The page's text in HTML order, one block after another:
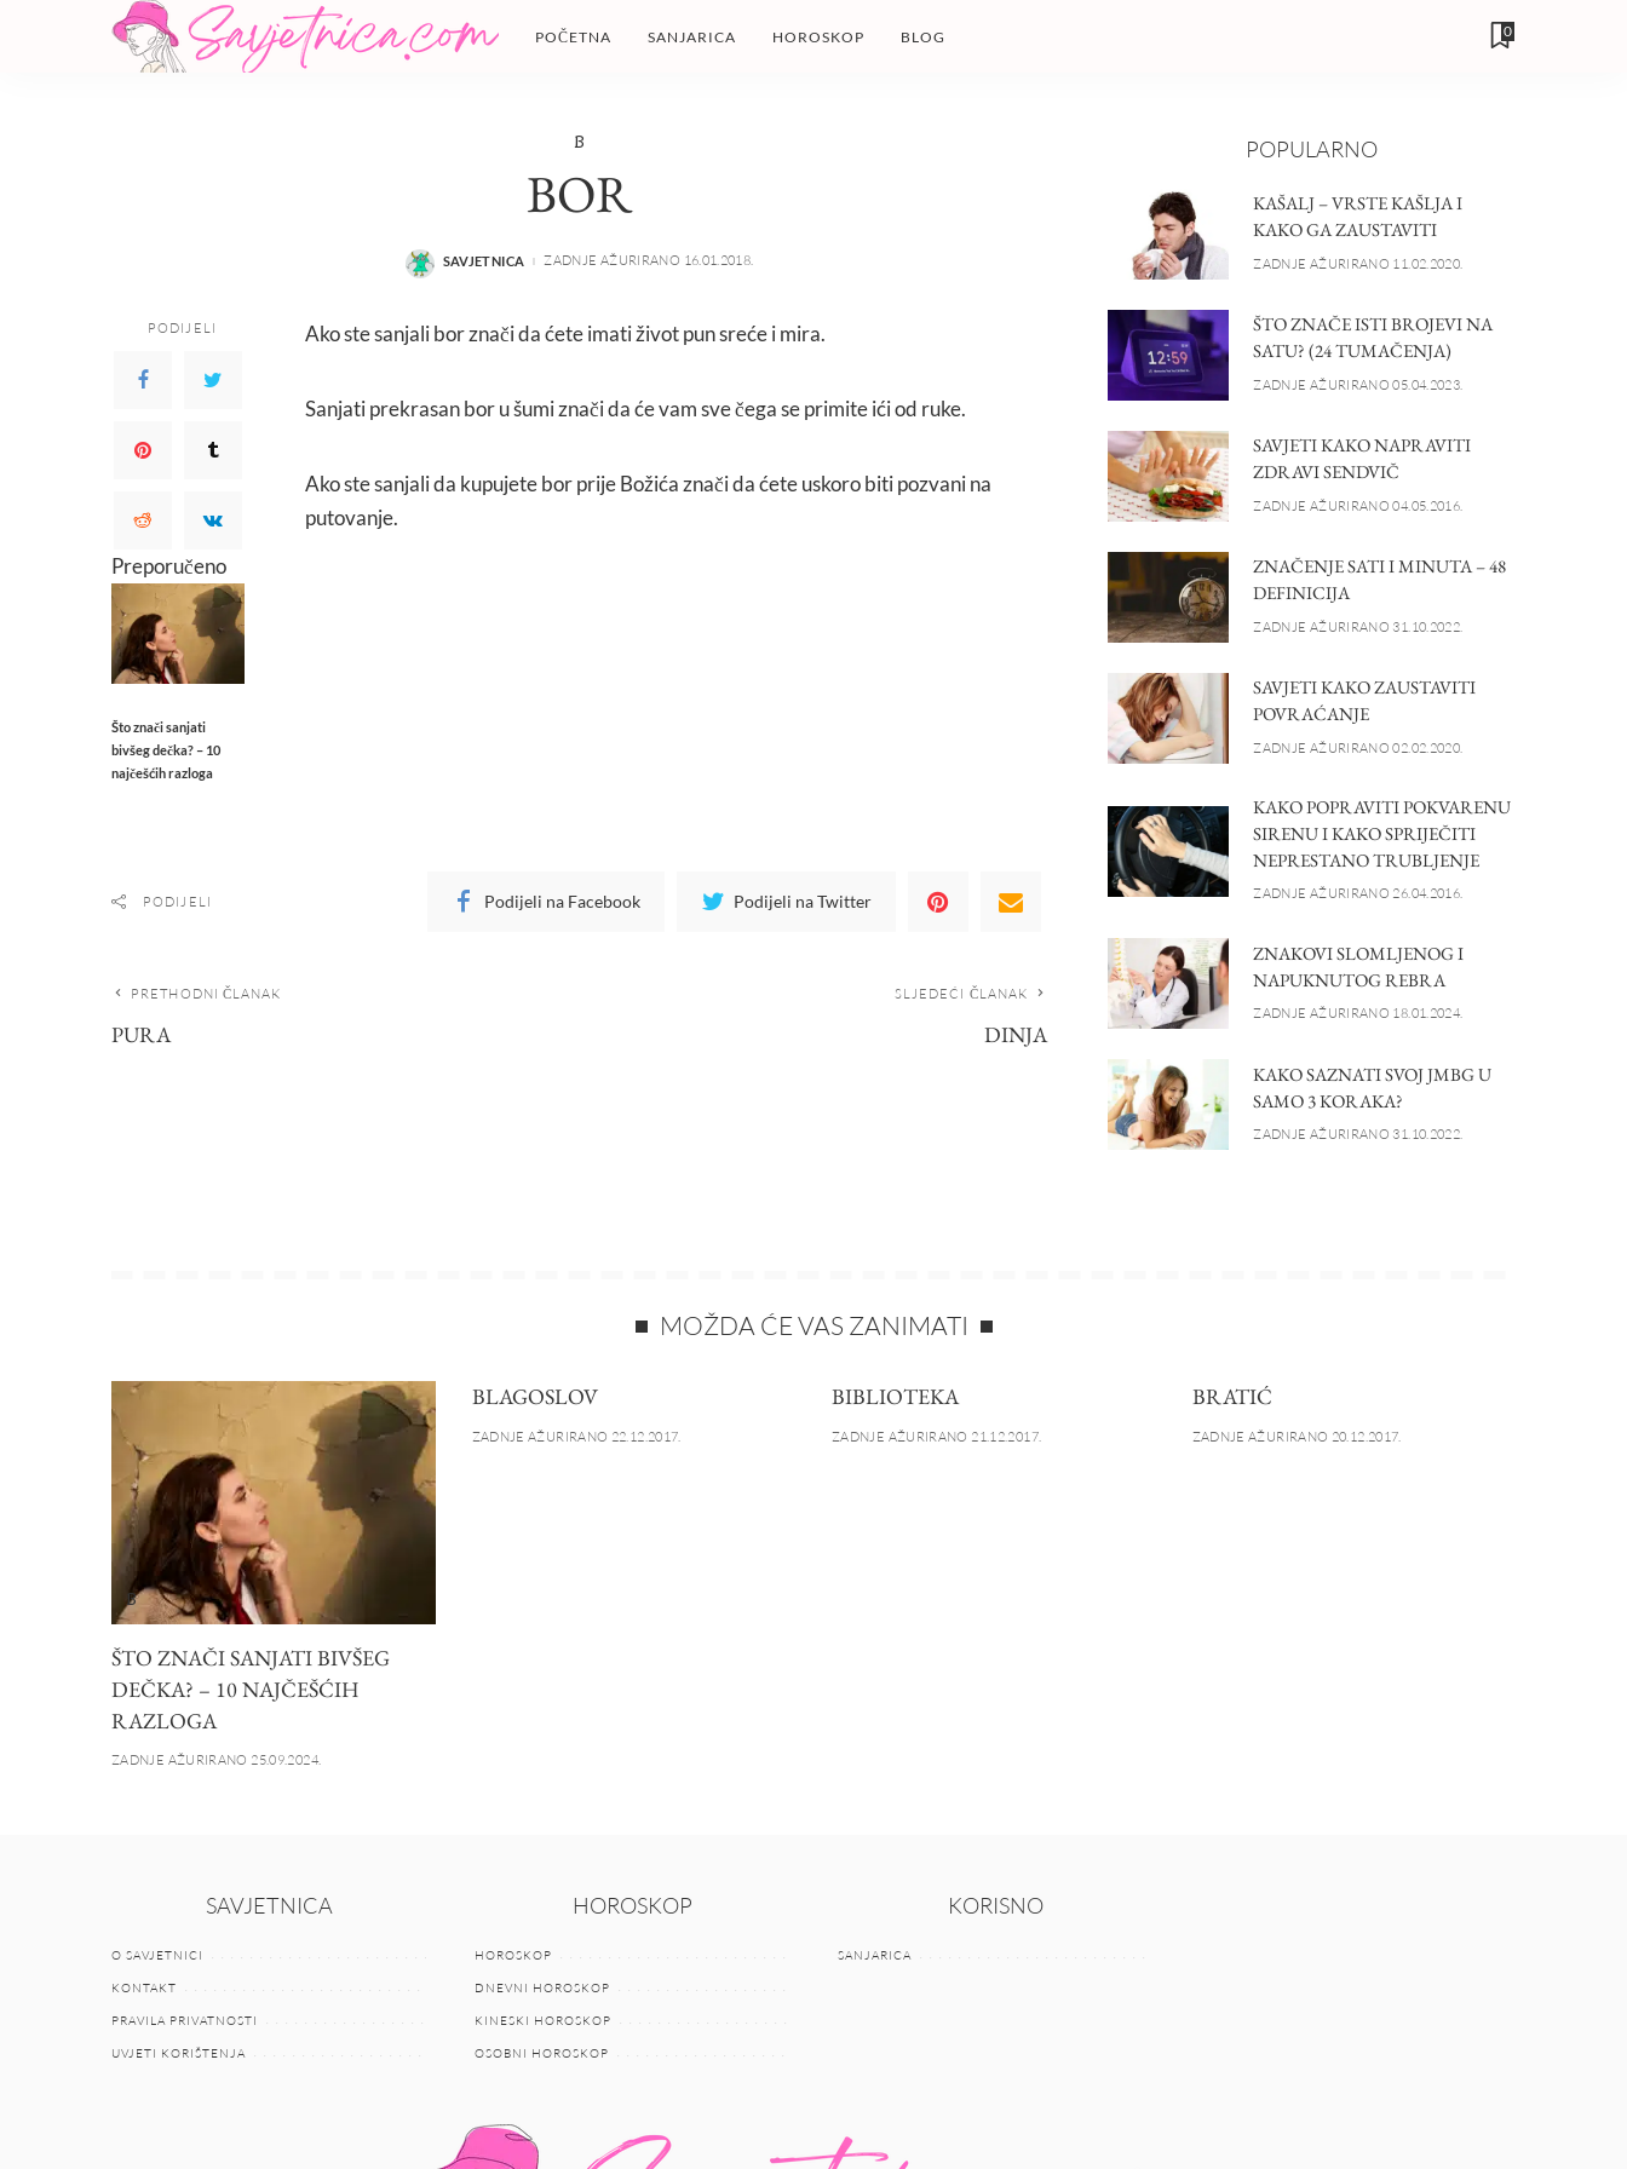
POČETNA SANJARICA HOROSKOP BLOG 0
B
BOR
POSTED
SAVJETNICA ZADNJE AŽURIRANO 16.01.2018.
PODIJELI
Preporučeno
Što znači sanjati
bivšeg dečka? – 10
najčešćih razloga
Ako ste sanjali bor znači da ćete imati život pun sreće i mira.
Sanjati prekrasan bor u šumi znači da će vam sve čega se primite ići od ruke.
Ako ste sanjali da kupujete bor prije Božića znači da ćete uskoro biti pozvani na
putovanje.
PODIJELI Podijeli na Facebook Podijeli na Twitter
PRETHODNI ČLANAK
PURA
SLJEDEĆI ČLANAK
DINJA
POPULARNO
KAŠALJ – VRSTE KAŠLJA I
KAKO GA ZAUSTAVITI
ZADNJE AŽURIRANO 11.02.2020.
ŠTO ZNAČE ISTI BROJEVI NA
SATU? (24 TUMAČENJA)
ZADNJE AŽURIRANO 05.04.2023.
SAVJETI KAKO NAPRAVITI
ZDRAVI SENDVIČ
ZADNJE AŽURIRANO 04.05.2016.
ZNAČENJE SATI I MINUTA – 48
DEFINICIJA
ZADNJE AŽURIRANO 31.10.2022.
SAVJETI KAKO ZAUSTAVITI
POVRAĆANJE
ZADNJE AŽURIRANO 02.02.2020.
KAKO POPRAVITI POKVARENU
SIRENU I KAKO SPRIJEČITI
NEPRESTANO TRUBLJENJE
ZADNJE AŽURIRANO 26.04.2016.
ZNAKOVI SLOMLJENOG I
NAPUKNUTOG REBRA
ZADNJE AŽURIRANO 18.01.2024.
KAKO SAZNATI SVOJ JMBG U
SAMO 3 KORAKA?
ZADNJE AŽURIRANO 31.10.2022.
MOŽDA ĆE VAS ZANIMATI
B
ŠTO ZNAČI SANJATI BIVŠEG
DEČKA? – 10 NAJČEŠĆIH
RAZLOGA
ZADNJE AŽURIRANO 25.09.2024.
BLAGOSLOV
ZADNJE AŽURIRANO 22.12.2017.
BIBLIOTEKA
ZADNJE AŽURIRANO 21.12.2017.
BRATIĆ
ZADNJE AŽURIRANO 20.12.2017.
SAVJETNICA
O SAVJETNICI
KONTAKT
PRAVILA PRIVATNOSTI
UVJETI KORIŠTENJA
HOROSKOP
HOROSKOP
DNEVNI HOROSKOP
KINESKI HOROSKOP
OSOBNI HOROSKOP
KORISNO
SANJARICA